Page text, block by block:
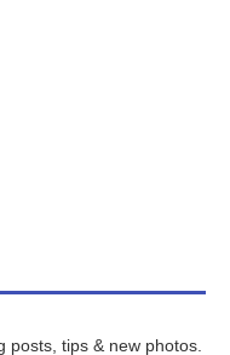
posts, tips & new photos.